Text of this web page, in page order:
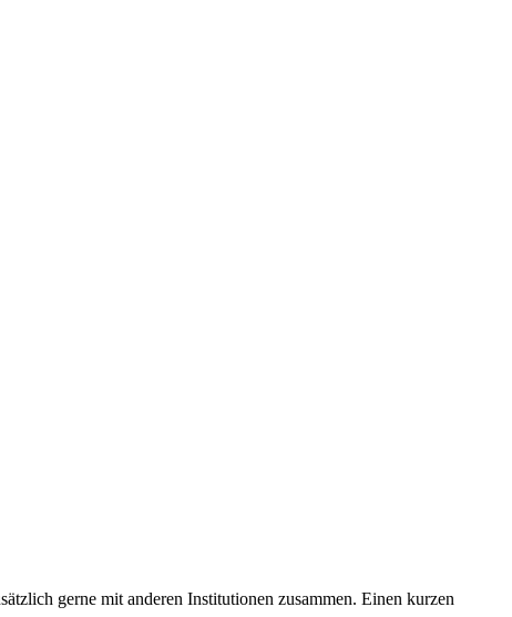
gerne mit anderen Institutionen zusammen. Einen kurzen